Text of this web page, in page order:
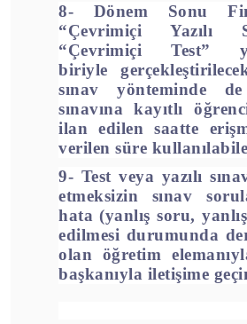
8- Dönem Sonu
“Çevrimiçi Yazılı
“Çevrimiçi Test”
biriyle
sınav yönteminde
sınavına kayıtlı
ilan edilen saatte
verilen süre
9- Test veya yazılı
etmeksizin sınav
hata (yanlış soru,
edilmesi durumunda
olan öğretim
başkanıyla iletişime